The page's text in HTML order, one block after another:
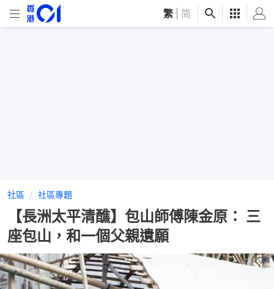
繁 简
社區 社區專題
【長洲太平清醮】包山師傅陳金原： 三
座包山，和一個父親遺願